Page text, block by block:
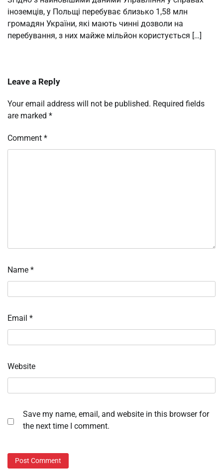
іноземців, у Польщі перебуває близько 1,58 млн
громадян України, які мають чинні дозволи на
перебування, з них майже мільйон користується […]
Leave a Reply
Your email address will not be published. Required fields
are marked *
Comment *
Name *
Email *
Website
Save my name, email, and website in this browser for
the next time I comment.